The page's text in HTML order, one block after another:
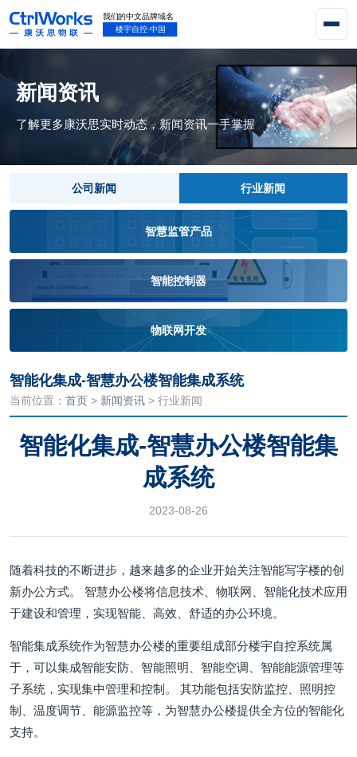
新闻资讯
了解更多康沃思实时动态，新闻资讯一手掌握
公司新闻 行业新闻
智慧监管产品
智能控制器
物联网开发
智能化集成-智慧办公楼智能集成系统
当前位置： 首页 > 新闻资讯 > 行业新闻
智能化集成-智慧办公楼智能集
成系统
2023-08-26
随着科技的不断进步，越来越多的企业开始关注智能写字楼的创
新办公方式。 智慧办公楼将信息技术、物联网、智能化技术应用
于建设和管理，实现智能、高效、舒适的办公环境。
智能集成系统作为智慧办公楼的重要组成部分楼宇自控系统属
于，可以集成智能安防、智能照明、智能空调、智能能源管理等
子系统，实现集中管理和控制。 其功能包括安防监控、照明控
制、温度调节、能源监控等，为智慧办公楼提供全方位的智能化
支持。